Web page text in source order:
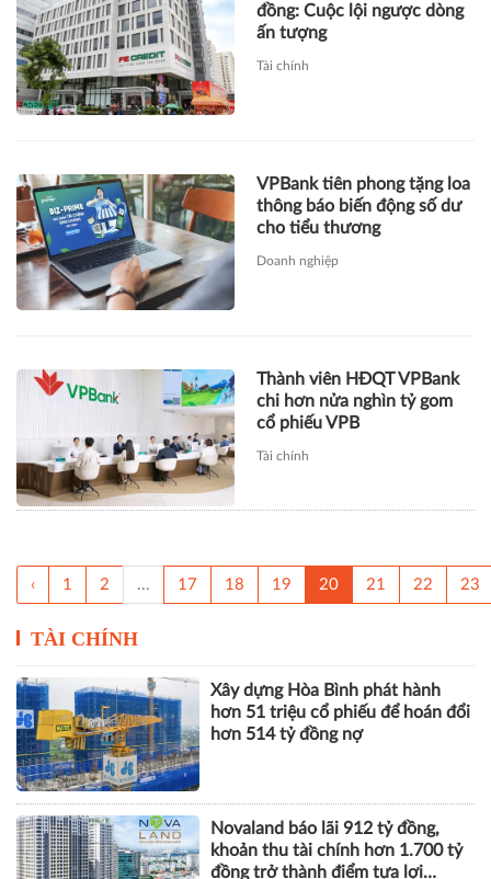
đồng: Cuộc lội ngược dòng
ấn tượng
Tài chính
VPBank tiên phong tặng loa
thông báo biến động số dư
cho tiểu thương
Doanh nghiệp
Thành viên HĐQT VPBank
chi hơn nửa nghìn tỷ gom
cổ phiếu VPB
Tài chính
‹ 1 2 ... 17 18 19 20 21 22 23
TÀI CHÍNH
Xây dựng Hòa Bình phát hành
hơn 51 triệu cổ phiếu để hoán đổi
hơn 514 tỷ đồng nợ
Novaland báo lãi 912 tỷ đồng,
khoản thu tài chính hơn 1.700 tỷ
đồng trở thành điểm tựa lợi